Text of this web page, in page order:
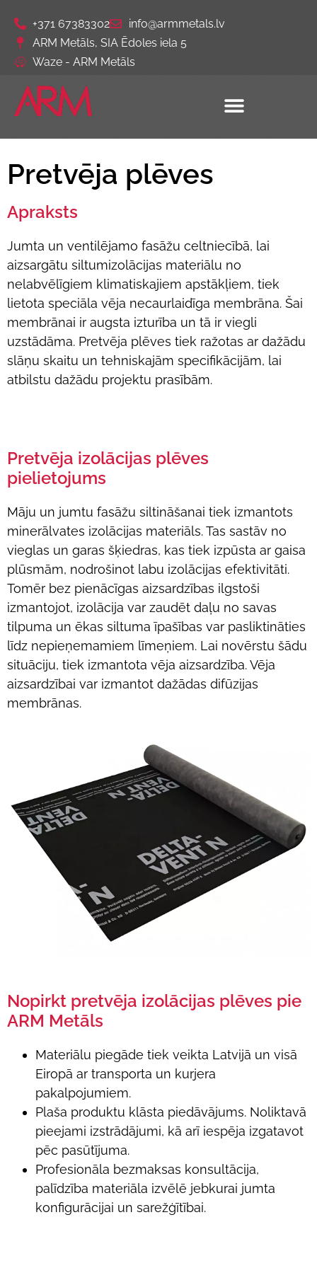
+371 67383302
info@armmetals.lv
ARM Metāls, SIA Ēdoles iela 5
Waze - ARM Metāls
Pretvēja plēves
Apraksts
Jumta un ventilējamo fasāžu celtniecībā, lai
aizsargātu siltumizolācijas materiālu no
nelabvēlīgiem klimatiskajiem apstākļiem, tiek
lietota speciāla vēja necaurlaidīga membrāna. Šai
membrānai ir augsta izturība un tā ir viegli
uzstādāma. Pretvēja plēves tiek ražotas ar dažādu
slāņu skaitu un tehniskajām specifikācijām, lai
atbilstu dažādu projektu prasībām.
Pretvēja izolācijas plēves
pielietojums
Māju un jumtu fasāžu siltināšanai tiek izmantots
minerālvates izolācijas materiāls. Tas sastāv no
vieglas un garas šķiedras, kas tiek izpūsta ar gaisa
plūsmām, nodrošinot labu izolācijas efektivitāti.
Tomēr bez pienācīgas aizsardzības ilgstoši
izmantojot, izolācija var zaudēt daļu no savas
tilpuma un ēkas siltuma īpašības var pasliktināties
līdz nepieņemamiem līmeņiem. Lai novērstu šādu
situāciju, tiek izmantota vēja aizsardzība. Vēja
aizsardzībai var izmantot dažādas difūzijas
membrānas.
Nopirkt pretvēja izolācijas plēves pie
ARM Metāls
Materiālu piegāde tiek veikta Latvijā un visā
Eiropā ar transporta un kurjera
pakalpojumiem.
Plaša produktu klāsta piedāvājums. Noliktavā
pieejami izstrādājumi, kā arī iespēja izgatavot
pēc pasūtījuma.
Profesionāla bezmaksas konsultācija,
palīdzība materiāla izvēlē jebkurai jumta
konfigurācijai un sarežģītībai.